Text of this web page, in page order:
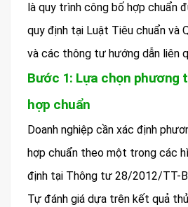
là quy trình công bố hợp chuẩn
quy định tại Luật Tiêu chuẩn và
và các thông tư hướng dẫn liên
Bước 1: Lựa chọn phương
hợp chuẩn
Doanh nghiệp cần xác định
hợp chuẩn theo một trong các
định tại Thông tư 28/2012/TT-
Tự đánh giá dựa trên kết quả